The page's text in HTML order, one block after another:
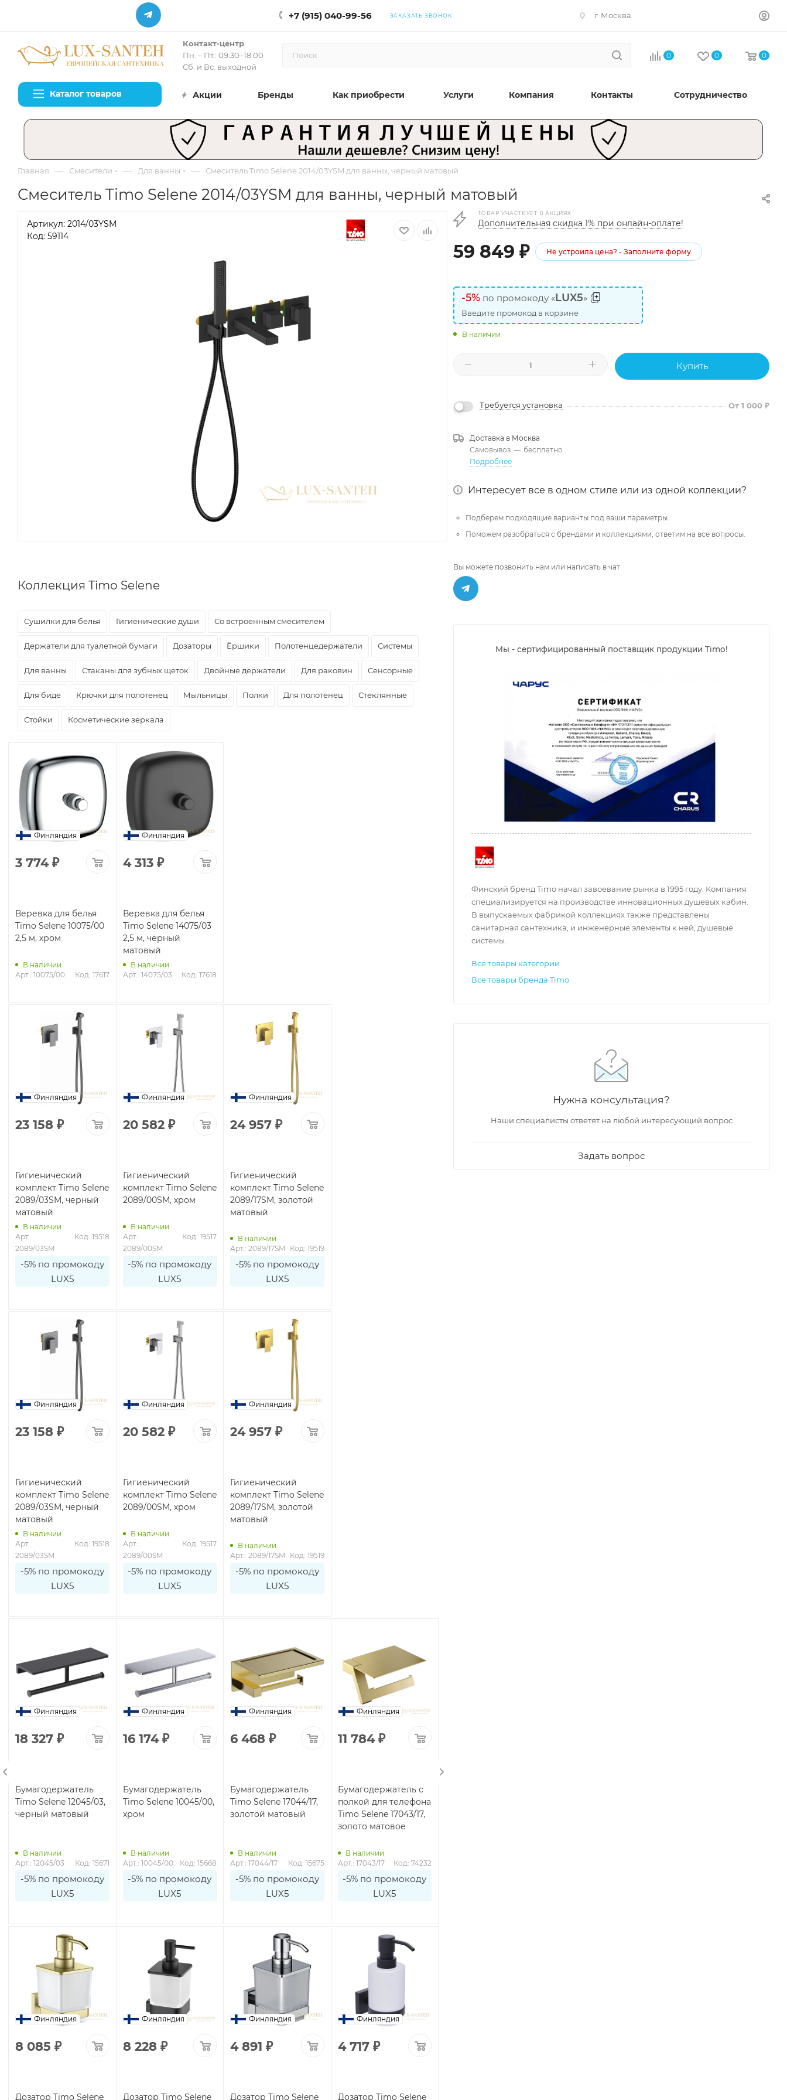
+7 (915) 040-99-56 ЗАКАЗАТЬ ЗВОНОК г. Москва
Контакт-центр
Пн. – Пт.: 09:30–18:00
Сб. и Вс. выходной
0 0 0
Каталог товаров Акции Бренды Как приобрести Услуги Компания Контакты Сотрудничество
Главная — Смесители — Для ванны — Смеситель Timo Selene 2014/03YSM для ванны, черный матовый
Смеситель Timo Selene 2014/03YSM для ванны, черный матовый
Артикул: 2014/03YSM
Код: 59114
Коллекция Timo Selene
Сушилки для белья Гигиенические души Со встроенным смесителем
Держатели для туалетной бумаги Дозаторы Ёршики Полотенцедержатели Системы
Для ванны Стаканы для зубных щеток Двойные держатели Для раковин Сенсорные
Для биде Крючки для полотенец Мыльницы Полки Для полотенец Стеклянные
Стойки Косметические зеркала
Финляндия
3 774₽
Веревка для белья
Timo Selene 10075/00
2,5 м, хром
В наличии
Арт.: 10075/00
Код: 17617
Финляндия
4 313₽
Веревка для белья
Timo Selene 14075/03
2,5 м, черный
матовый
В наличии
Арт.: 14075/03
Код: 17618
Финляндия
23 158 ₽
Гигиенический
комплект Timo Selene
2089/03SM, черный
матовый
В наличии
Арт.:
2089/03SM
Код: 19518
-5% по промокоду
LUX5
Финляндия
20 582₽
Гигиенический
комплект Timo Selene
2089/00SM, хром
В наличии
Арт.:
2089/00SM
Код: 19517
-5% по промокоду
LUX5
Финляндия
24 957 ₽
Гигиенический
комплект Timo Selene
2089/17SM, золотой
матовый
В наличии
Арт.: 2089/17SM
Код: 19519
-5% по промокоду
LUX5
Финляндия
23 158 ₽
Гигиенический
комплект Timo Selene
2089/03SM, черный
матовый
В наличии
Арт.:
2089/03SM
Код: 19518
-5% по промокоду
LUX5
Финляндия
20 582₽
Гигиенический
комплект Timo Selene
2089/00SM, хром
В наличии
Арт.:
2089/00SM
Код: 19517
-5% по промокоду
LUX5
Финляндия
24 957 ₽
Гигиенический
комплект Timo Selene
2089/17SM, золотой
матовый
В наличии
Арт.: 2089/17SM
Код: 19519
-5% по промокоду
LUX5
Финляндия
18 327 ₽
Бумагодержатель
Timo Selene 12045/03,
черный матовый
В наличии
Арт.: 12045/03
Код: 15671
-5% по промокоду
LUX5
Финляндия
16 174₽
Бумагодержатель
Timo Selene 10045/00,
хром
В наличии
Арт.: 10045/00
Код: 15668
-5% по промокоду
LUX5
Финляндия
6 468 ₽
Бумагодержатель
Timo Selene 17044/17,
золотой матовый
В наличии
Арт.: 17044/17
Код: 15675
-5% по промокоду
LUX5
Финляндия
11 784₽
Бумагодержатель с
полкой для телефона
Timo Selene 17043/17,
золото матовое
В наличии
Арт.: 17043/17
Код: 74232
-5% по промокоду
LUX5
Финляндия
8 085 ₽
Дозатор Timo Selene
Финляндия
8 228 ₽
Дозатор Timo Selene
Финляндия
4 891 ₽
Дозатор Timo Selene
Финляндия
4 717₽
Дозатор Timo Selene
ТОВАР УЧАСТВУЕТ В АКЦИЯХ
Дополнительная скидка 1% при онлайн-оплате!
59 849 ₽ Не устроила цена? - Заполните форму
-5% по промокоду «LUX5»
Введите промокод в корзине
В наличии
Купить
Требуется установка От 1 000 ₽
Доставка в Москва
Самовывоз — бесплатно
Подробнее
Интересует все в одном стиле или из одной коллекции?
Подберем подходящие варианты под ваши параметры.
Поможем разобраться с брендами и коллекциями, ответим на все вопросы.
Вы можете позвонить нам или написать в чат
Мы - сертифицированный поставщик продукции Timo!
Финский бренд Timo начал завоевание рынка в 1995 году. Компания
специализируется на производстве инновационных душевых кабин.
В выпускаемых фабрикой коллекциях также представлены
санитарная сантехника, и инженерные элементы к ней, душевые
системы.
Все товары категории
Все товары бренда Timo
Нужна консультация?
Наши специалисты ответят на любой интересующий вопрос
Задать вопрос